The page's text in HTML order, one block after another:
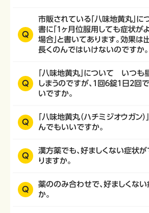
Q
市販されている「八味地黄丸」
書に「1ヶ月位服用しても症状が
場合」と書いてあります。効果は
長くのんではいけないのですか。
Q
「八味地黄丸」について いつも
しまうのですが、１回６錠１日２回
いですか。
Q
「八味地黄丸（ハチミジオウガン）
んでもいいですか。
Q
漢方薬でも、好ましくない症状
りますか。
Q
薬ののみ合わせで、好ましくな
か。